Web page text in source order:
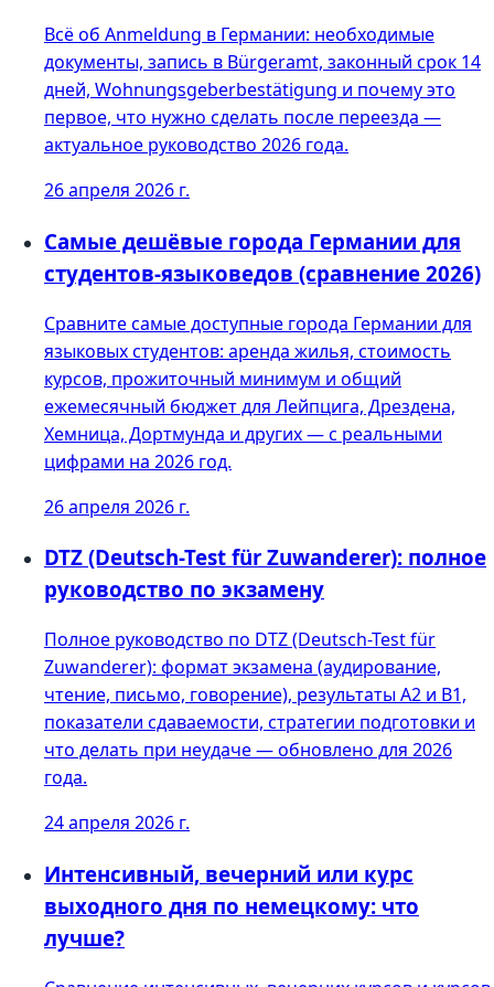
Всё об Anmeldung в Германии: необходимые
документы, запись в Bürgeramt, законный срок 14
дней, Wohnungsgeberbestätigung и почему это
первое, что нужно сделать после переезда —
актуальное руководство 2026 года.
26 апреля 2026 г.
Самые дешёвые города Германии для
студентов-языковедов (сравнение 2026)
Сравните самые доступные города Германии для
языковых студентов: аренда жилья, стоимость
курсов, прожиточный минимум и общий
ежемесячный бюджет для Лейпцига, Дрездена,
Хемница, Дортмунда и других — с реальными
цифрами на 2026 год.
26 апреля 2026 г.
DTZ (Deutsch-Test für Zuwanderer): полное
руководство по экзамену
Полное руководство по DTZ (Deutsch-Test für
Zuwanderer): формат экзамена (аудирование,
чтение, письмо, говорение), результаты A2 и B1,
показатели сдаваемости, стратегии подготовки и
что делать при неудаче — обновлено для 2026
года.
24 апреля 2026 г.
Интенсивный, вечерний или курс
выходного дня по немецкому: что
лучше?